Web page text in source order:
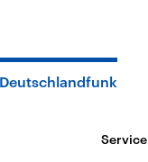
Service